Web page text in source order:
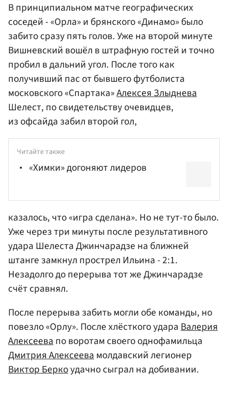
В принципиальном матче географических
соседей - «Орла» и брянского «Динамо» было
забито сразу пять голов. Уже на второй минуте
Вишневский вошёл в штрафную гостей и точно
пробил в дальний угол. После того как
получивший пас от бывшего футболиста
московского «Спартака»Алексея Злыднева
Шелест, по свидетельству очевидцев,
из офсайда забил второй гол,
Читайте также
«Химки» догоняют лидеров
казалось, что «игра сделана». Но не тут-то было.
Уже через три минуты после результативного
удара Шелеста Джинчарадзе на ближней
штанге замкнул прострел Ильина - 2:1.
Незадолго до перерыва тот же Джинчарадзе
счёт сравнял.
После перерыва забить могли обе команды, но
повезло «Орлу». После хлёсткого удараВалерия
Алексеевапо воротам своего однофамильца
Дмитрия Алексеевамолдавский легионер
Виктор Беркоудачно сыграл на добивании.